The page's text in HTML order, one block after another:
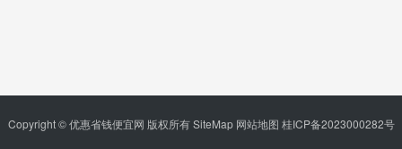
Copyright © 优惠省钱便宜网 版权所有SiteMap 网站地图 桂ICP备2023000282号